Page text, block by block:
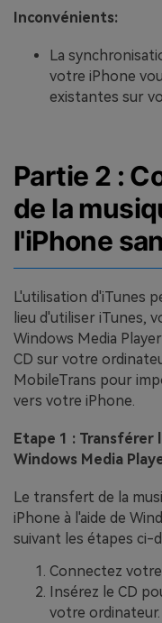
Inconvénients:
La
votre iPhone
existantes sur
Partie 2 :
de la
l'iPhone
L'utilisation d'iTunes
lieu d'utiliser iTunes,
Windows Media
CD sur votre
MobileTrans pour
vers votre iPhone.
Etape 1 : Transférer
Windows Media
Le transfert de la
iPhone à l'aide de
suivant les étapes ci-
Connectez
Insérez le CD
votre ordinateur.